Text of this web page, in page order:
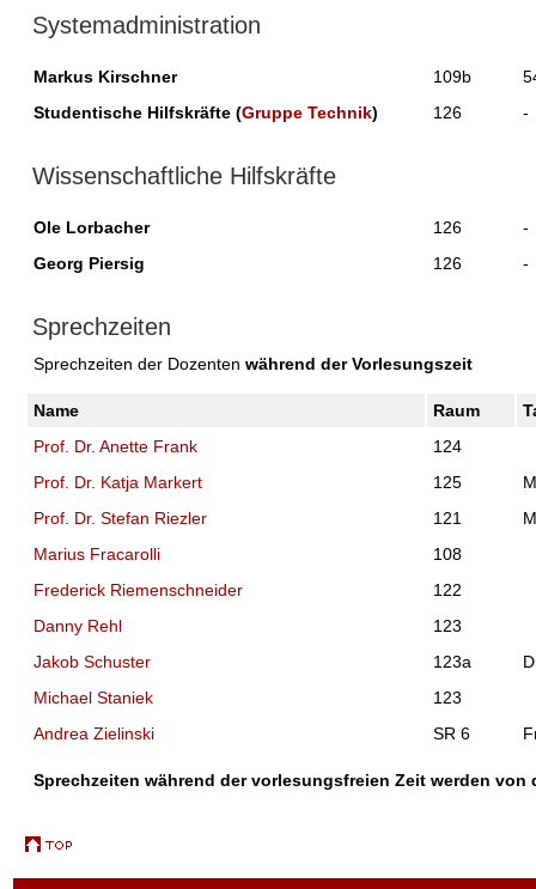
Systemadministration
Markus Kirschner 109b
Studentische Hilfskräfte (Gruppe Technik) 126 -
Wissenschaftliche Hilfskräfte
Ole Lorbacher 126
-
Georg Piersig
126 -
Sprechzeiten
Sprechzeiten der Dozenten während der Vorlesungszeit
Name Raum
Prof. Dr. Anette Frank
124
Prof. Dr. Katja Markert
125
Prof. Dr. Stefan Riezler
121
Marius Fracarolli
108
Frederick Riemenschneider
122
Danny Rehl
123
Jakob Schuster
123a
Michael Staniek
123
Andrea Zielinski
SR 6
Sprechzeiten während der vorlesungsfreien Zeit werden von